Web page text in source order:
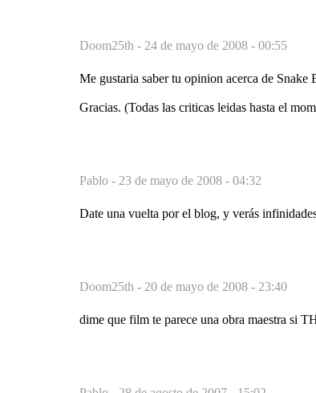
Doom25th - 24 de mayo de 2008 - 00:55
Me gustaria saber tu opinion acerca de Snake
Gracias. (Todas las criticas leidas hasta el
Pablo - 23 de mayo de 2008 - 04:32
Date una vuelta por el blog, y verás
Doom25th - 20 de mayo de 2008 - 23:40
dime que film te parece una obra maestra si